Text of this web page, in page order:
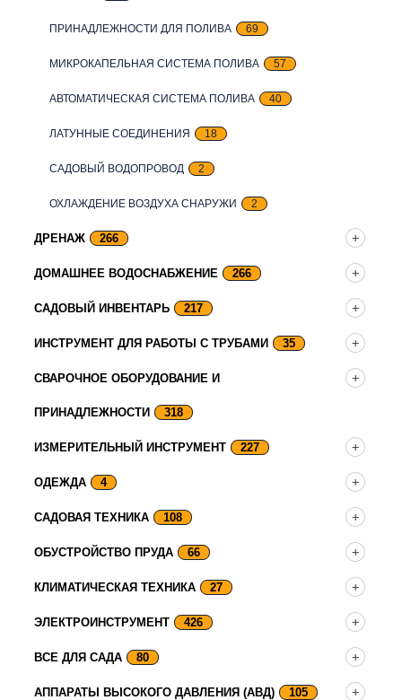
ПРИНАДЛЕЖНОСТИ ДЛЯ ПОЛИВА 69
МИКРОКАПЕЛЬНАЯ СИСТЕМА ПОЛИВА 57
АВТОМАТИЧЕСКАЯ СИСТЕМА ПОЛИВА 40
ЛАТУННЫЕ СОЕДИНЕНИЯ 18
САДОВЫЙ ВОДОПРОВОД 2
ОХЛАЖДЕНИЕ ВОЗДУХА СНАРУЖИ 2
ДРЕНАЖ 266
ДОМАШНЕЕ ВОДОСНАБЖЕНИЕ 266
САДОВЫЙ ИНВЕНТАРЬ 217
ИНСТРУМЕНТ ДЛЯ РАБОТЫ С ТРУБАМИ 35
СВАРОЧНОЕ ОБОРУДОВАНИЕ И
ПРИНАДЛЕЖНОСТИ 318
ИЗМЕРИТЕЛЬНЫЙ ИНСТРУМЕНТ 227
ОДЕЖДА 4
САДОВАЯ ТЕХНИКА 108
ОБУСТРОЙСТВО ПРУДА 66
КЛИМАТИЧЕСКАЯ ТЕХНИКА 27
ЭЛЕКТРОИНСТРУМЕНТ 426
ВСЕ ДЛЯ САДА 80
АППАРАТЫ ВЫСОКОГО ДАВЛЕНИЯ (АВД) 105